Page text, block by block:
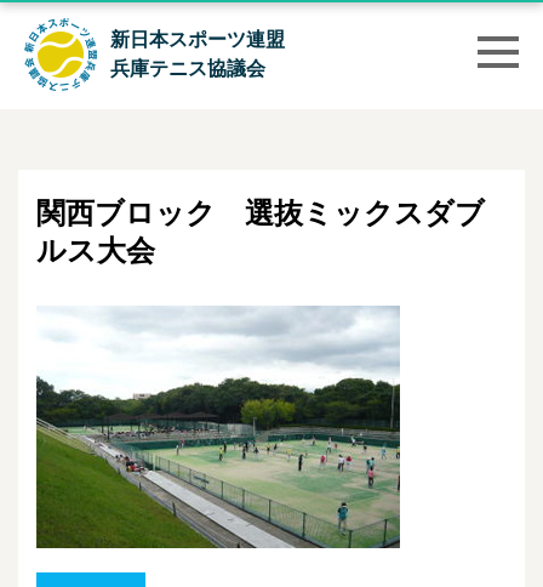
新日本スポーツ連盟
兵庫テニス協議会
関西ブロック 選抜ミックスダブ
ルス大会